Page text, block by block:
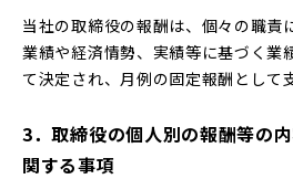
当社の取締役の報酬は、個々の職責
業績や経済情勢、実績等に基づく業
て決定され、月例の固定報酬として
3．取締役の個人別の報酬等の
関する事項